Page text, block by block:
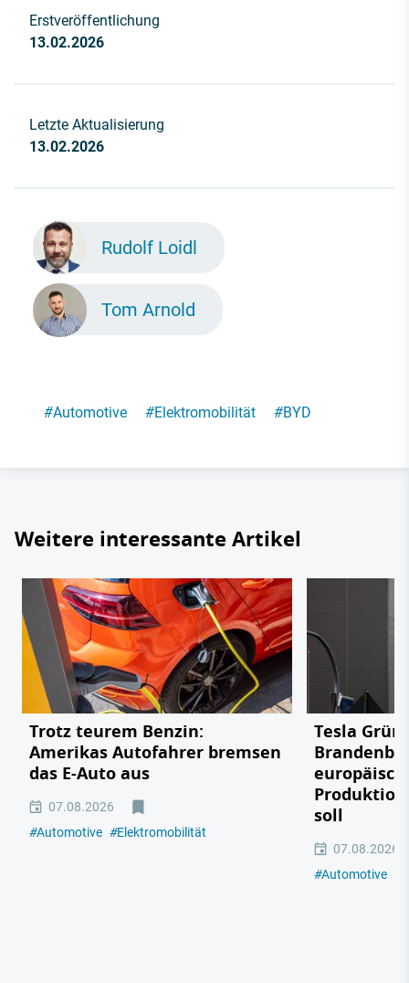
Erstveröffentlichung
13.02.2026
Letzte Aktualisierung
13.02.2026
Rudolf Loidl
Tom Arnold
#Automotive #Elektromobilität #BYD
Weitere interessante Artikel
Trotz teurem Benzin:
Amerikas Autofahrer bremsen
das E-Auto aus
07.08.2026
#Automotive #Elektromobilität
Tesla
soll
07.08.2026
#Automotive